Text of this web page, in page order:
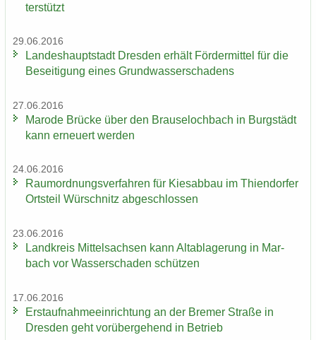
ter­stützt
29.06.2016
Lan­des­haupt­stadt Dres­den er­hält För­der­mit­tel für die
Be­sei­ti­gung eines Grund­was­ser­scha­dens
27.06.2016
Ma­ro­de Brü­cke über den Brau­se­loch­bach in Burg­städt
kann er­neu­ert wer­den
24.06.2016
Raum­ord­nungs­ver­fah­ren für Kies­ab­bau im Thi­en­dor­fer
Orts­teil Wür­schnitz ab­ge­schlos­sen
23.06.2016
Land­kreis Mit­tel­sach­sen kann Alt­ab­la­ge­rung in Mar­
bach vor Was­ser­scha­den schüt­zen
17.06.2016
Erst­auf­nah­me­ein­rich­tung an der Bre­mer Stra­ße in
Dres­den geht vor­über­ge­hend in Be­trieb